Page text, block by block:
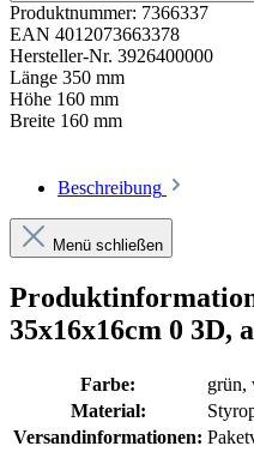
Produktnummer: 7366337
EAN 4012073663378
Hersteller-Nr. 3926400000
Länge 350 mm
Höhe 160 mm
Breite 160 mm
Beschreibung
Menü schließen
35x16x16cm 0 3D,
Farbe: grün,
Material:
Versandinformationen: